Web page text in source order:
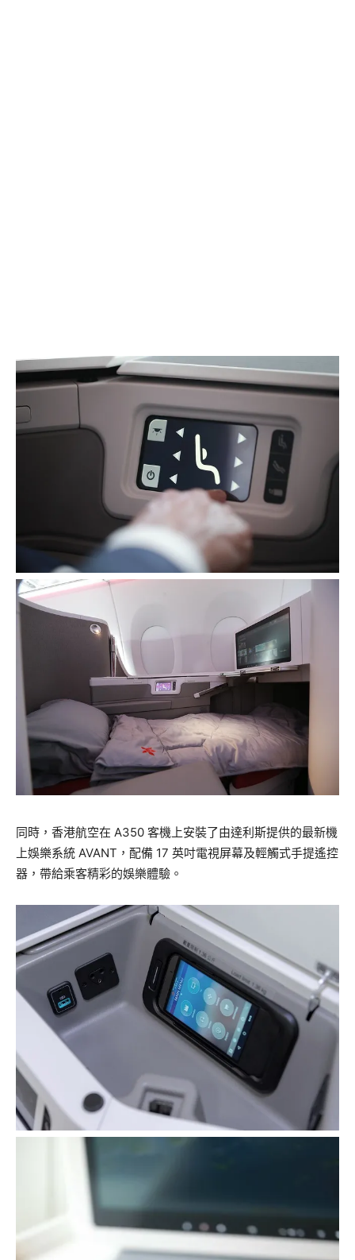
同時，香港航空在 A350 客機上安裝了由達利斯提供的最新機
上娛樂系統 AVANT，配備 17 英吋電視屏幕及輕觸式手提遙控
器，帶給乘客精彩的娛樂體驗。